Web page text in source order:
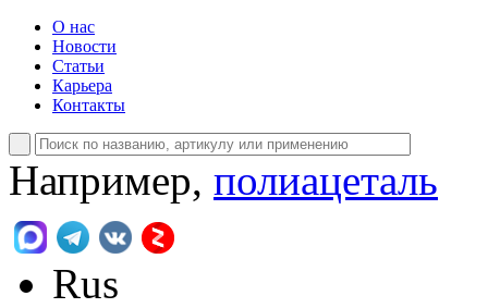
О нас
Новости
Статьи
Карьера
Контакты
Например, полиацеталь
Rus